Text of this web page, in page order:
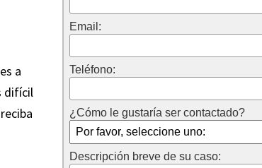
a
difícil
Email:
Teléfono:
¿Cómo le gustaría ser contactado?
Descripción breve de su caso: